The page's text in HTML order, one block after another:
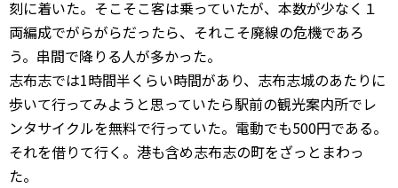
刻に着いた。そこそこ客は乗っていたが、本数が少なく１
両編成でがらがらだったら、それこそ廃線の危機であろ
う。串間で降りる人が多かった。
志布志では1時間半くらい時間があり、志布志城のあたりに
歩いて行ってみようと思っていたら駅前の観光案内所でレ
ンタサイクルを無料で行っていた。電動でも500円である。
それを借りて行く。港も含め志布志の町をざっとまわっ
た。